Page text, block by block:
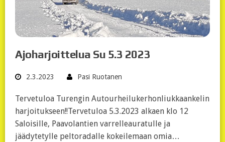
Ajoharjoittelua Su 5.3 2023
2.3.2023 Pasi Ruotanen
Tervetuloa Turengin Autourheilukerhonliukkaankelin
harjoitukseen!!Tervetuloa 5.3.2023 alkaen klo 12
Saloisille, Paavolantien varrelleauratulle ja
jäädytetylle peltoradalle kokeilemaan omia…